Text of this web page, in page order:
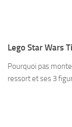
Lego Star Wars
Pourquoi pas
ressort et ses 3